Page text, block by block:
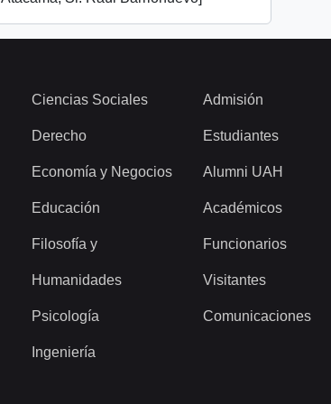
Ciencias Sociales
Derecho
Economía y Negocios
Educación
Filosofía y
Humanidades
Psicología
Ingeniería
Admisión
Estudiantes
Alumni UAH
Académicos
Funcionarios
Visitantes
Comunicaciones